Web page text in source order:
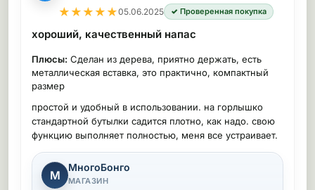
★ ★ ★ ★ ★05.06.2025 ✓ Проверенная покупка
хороший, качественный напас
Плюсы: Сделан из дерева, приятно держать, есть
металлическая вставка, это практично, компактный
размер
простой и удобный в использовании. на горлышко
стандартной бутылки садится плотно, как надо. свою
функцию выполняет полностью, меня все устраивает.
М
МногоБонго
МАГАЗИН